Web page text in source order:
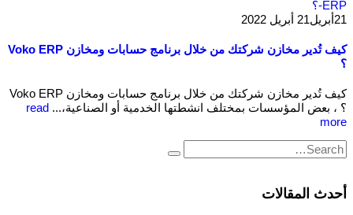
21أبريل21 أبريل 2022
كيف تُدير مخازن شركتك من خلال برنامج حسابات ومخازن Voko ERP
؟
كيف تُدير مخازن شركتك من خلال برنامج حسابات ومخازن Voko ERP
؟ ، بعض المؤسسات بمختلف انشطتها الخدمية أو الصناعية،... read
more
أحدث المقالات